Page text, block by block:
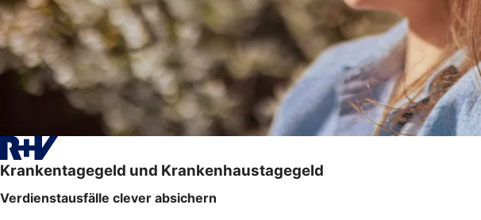
Krankentagegeld und Krankenhaustagegeld
Verdienstausfälle clever absichern